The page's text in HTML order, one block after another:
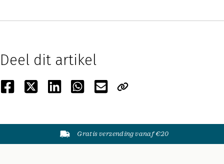
Deel dit artikel
Gratis verzending vanaf €20